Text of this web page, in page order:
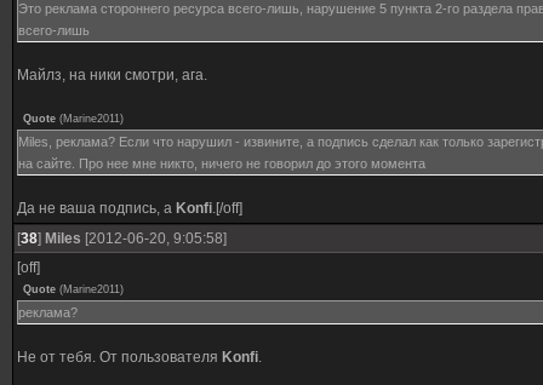
Это реклама стороннего ресурса всего-лишь, нарушение 5 пункта 2-го раздела
всего-лишь
Майлз, на ники смотри, ага.
Quote (Marine2011)
Miles, реклама? Если что нарушил - извините, а подпись сделал как только
на сайте. Про нее мне никто, ничего не говорил до этого момента
Да не ваша подпись, а Konfi.[/off]
[38] Miles [2012-06-20, 9:05:58]
[off]
Quote (Marine2011)
реклама?
Не от тебя. От пользователя Konfi.